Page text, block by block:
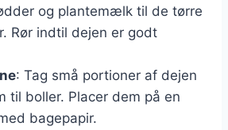
og plantemælk til de tørre
Rør indtil dejen er godt
: Tag små portioner af dejen
til boller. Placer dem på en
bagepapir.